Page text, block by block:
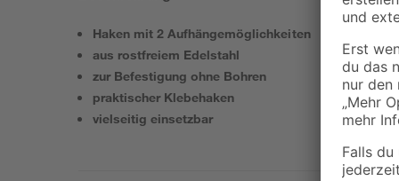
Haken mit 2 Aufhängemöglichkeiten
aus rostfreiem Edelstahl
zur Befestigung ohne Bohren
praktischer Klebehaken
vielseitig einsetzbar